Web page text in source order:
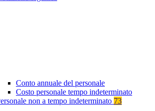
Conto annuale del personale
Costo personale tempo indeterminato
non a tempo indeterminato 73